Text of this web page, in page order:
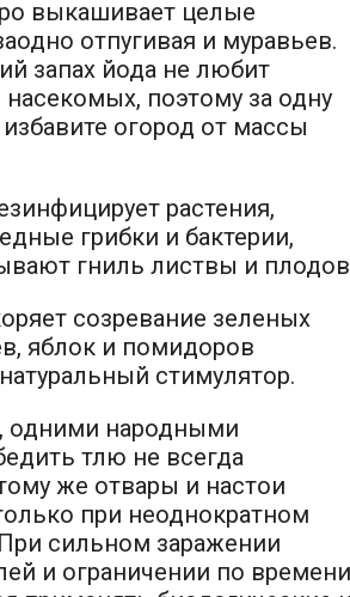
выкашивает целые
отпугивая и муравьев.
запах йода не любит
поэтому за одну
огород от массы
растения,
грибки и бактерии,
гниль листвы и
созревание зеленых
яблок и помидоров
стимулятор.
одними народными
тлю не всегда
же отвары и настои
при неоднократном
сильном заражении
и ограничении по времени